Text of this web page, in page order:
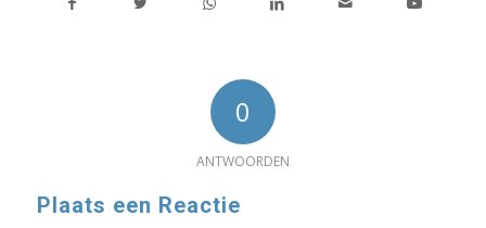
0
ANTWOORDEN
Plaats een Reactie